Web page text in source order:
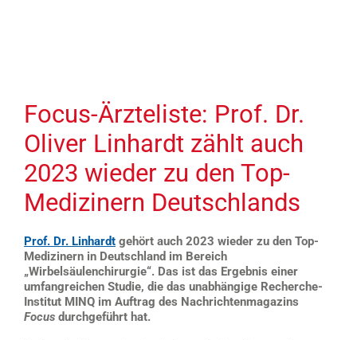
Focus-Ärzteliste: Prof. Dr.
Oliver Linhardt zählt auch
2023 wieder zu den Top-
Medizinern Deutschlands
Prof. Dr. Linhardt gehört auch 2023 wieder zu den Top-
Medizinern in Deutschland im Bereich
„Wirbelsäulenchirurgie“. Das ist das Ergebnis einer
umfangreichen Studie, die das unabhängige Recherche-
Institut MINQ im Auftrag des Nachrichtenmagazins
Focus durchgeführt hat.